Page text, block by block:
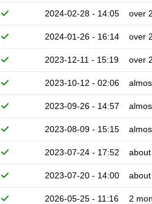
2024-02-28 - 14:05 over
2024-01-26 - 16:14 over
2023-12-11 - 15:19 over
2023-10-12 - 02:06
2023-09-26 - 14:57
2023-08-09 - 15:15
2023-07-24 - 17:52
2023-07-20 - 14:00
2026-05-25 - 11:16 2